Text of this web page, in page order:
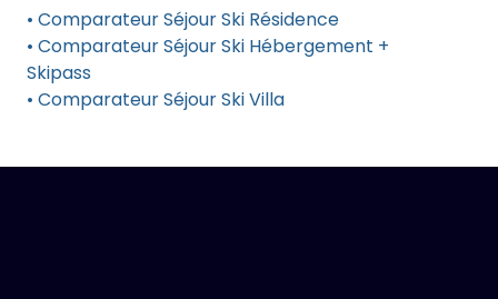
• Comparateur Séjour Ski Résidence
• Comparateur Séjour Ski Hébergement +
Skipass
• Comparateur Séjour Ski Villa